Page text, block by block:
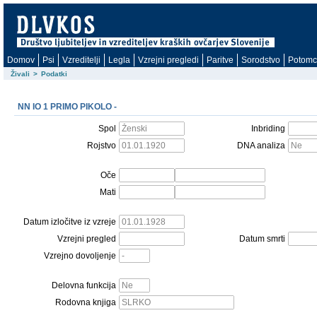
Domov Psi Vzreditelji Legla Vzrejni pregledi Paritve Sorodstvo
Živali > Podatki
NN IO 1 PRIMO PIKOLO -
Spol
Inbriding
Rojstvo
DNA analiza
Oče
Mati
Datum izločitve iz vzreje
Vzrejni pregled
Datum smrti
Vzrejno dovoljenje
Delovna funkcija
Rodovna knjiga